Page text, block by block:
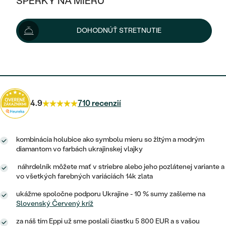
KOMBINOVANÉ ZLATO
PODĽA ŠTÝLU
ETERNITY
NETRADIČNÉ
TEPANÉ
POSTRANNÉ DRAHOKAMY
HALO
VINTAGE
SET ZÁSNUBNÉHO PRSTEŇA A
NETRADIČNÉ
ZOSTAVTE SI PRSTEŇ
ZAČAŤ S PRSTEŇOM
VÝPREDAJ
ŠPERKY ČO POMÁHAJÚ
PODĽA TYPU
NÁUŠNICE
PRSTENE
PRÍVESKY
NÁRAMKY
SETY
PÁNSKE ŠPERKY
PLATINOVÉ
NAPICHOVACIE
KRUHOVÉ
MINIMALISTICKÉ
V TVARE SRDCA
ZLATÉ
STRIEBORNÉ
PODĽA ŠTÝLU
SOLITÉR
NARODENIE DIEŤAŤA
PERSONALIZOVANÉ
SO ZNAMENÍM ZVEROKRUHU
MINIMALISTICKÉ
VÝPREDAJ
ZLATÉ
STRIEBORNÉ
ETERNITY
MINIMALISTICKÉ
DOHODNÚŤ STRETNUTIE
159 €
Šperk vám doručíme do 5 prac. dní. Možnosti doručenia
4.9 710 recenzií
kombinácia holubice ako symbolu mieru so žltým a modrým
diamantom vo farbách ukrajinskej vlajky
náhrdelník môžete mať v striebre alebo jeho pozlátenej variante a
vo všetkých farebných variáciách 14k zlata
ukážme spoločne podporu Ukrajine - 10 % sumy zašleme na
Slovenský Červený kríž
za náš tím Eppi už sme poslali čiastku 5 800 EUR a s vašou